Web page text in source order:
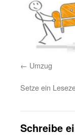
Umzug
Setze ein
Schreibe